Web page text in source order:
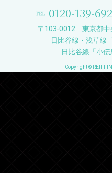
0120-139-692
〒103-0012 東京都中
日比谷線・浅草線
日比谷線「小
Copyright © REIT